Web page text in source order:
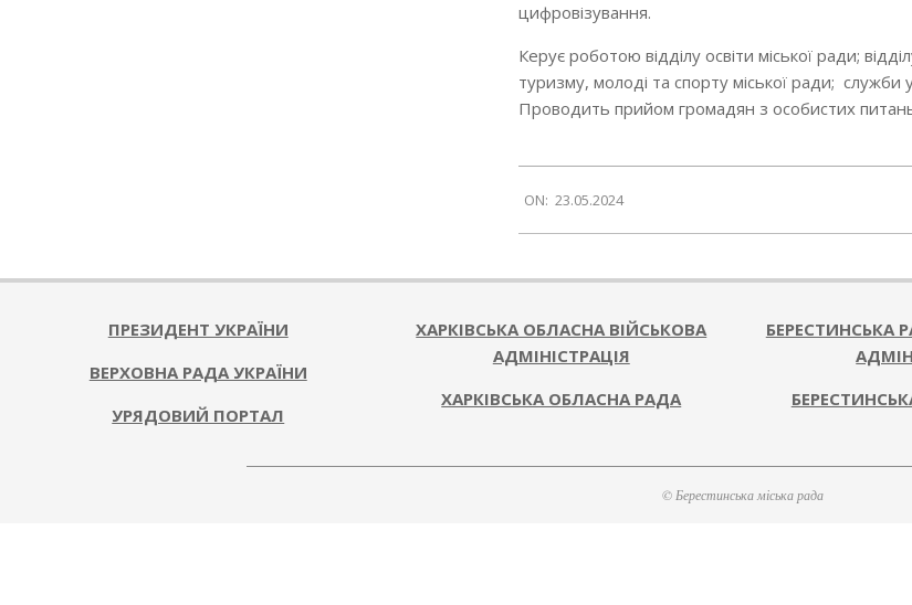
цифровізування.
Керує роботою відділу освіти міської ради;
туризму, молоді та спорту міської ради; служби у
Проводить прийом громадян з особистих
05-
23
ON: 23.05.2024
ПРЕЗИДЕНТ УКРАЇНИ
ВЕРХОВНА РАДА УКРАЇНИ
УРЯДОВИЙ ПОРТАЛ
ХАРКІВСЬКА ОБЛАСНА ВІЙСЬКОВА
АДМІНІСТРАЦІЯ
ХАРКІВСЬКА ОБЛАСНА РАДА
БЕРЕСТИНСЬКА
© Берестинська міська рада